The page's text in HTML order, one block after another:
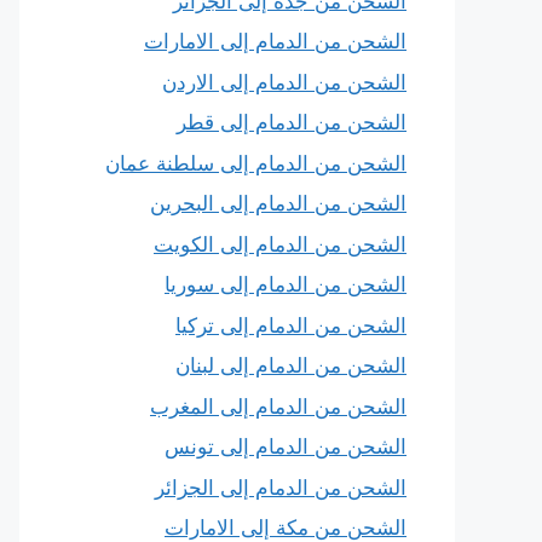
الشحن من الدمام إلى الامارات
الشحن من الدمام إلى الاردن
الشحن من الدمام إلى قطر
الشحن من الدمام إلى سلطنة عمان
الشحن من الدمام إلى البحرين
الشحن من الدمام إلى الكويت
الشحن من الدمام إلى سوريا
الشحن من الدمام إلى تركيا
الشحن من الدمام إلى لبنان
الشحن من الدمام إلى المغرب
الشحن من الدمام إلى تونس
الشحن من الدمام إلى الجزائر
الشحن من مكة إلى الامارات